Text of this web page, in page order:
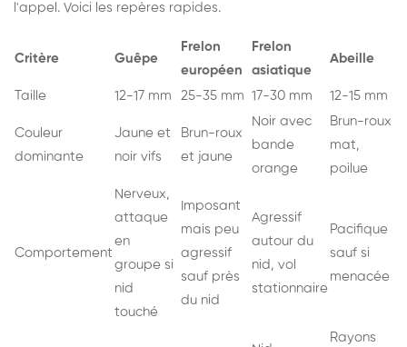
l'appel. Voici les repères rapides.
Critère Guêpe
Frelon
européen
Frelon
asiatique
Abeille
Taille 12-17 mm 25-35 mm 17-30 mm 12-15 mm
Couleur
dominante
Jaune et
noir vifs
Brun-roux
et jaune
Noir avec
bande
orange
Brun-roux
mat,
poilue
Comportement
Nerveux,
attaque
en
groupe si
nid
touché
Imposant
mais peu
agressif
sauf près
du nid
Agressif
autour du
nid, vol
stationnaire
Pacifique
sauf si
menacée
Rayons